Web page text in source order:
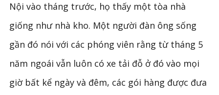
Nội vào tháng trước, họ thấy một tòa nhà
giống như nhà kho. Một người đàn ông sống
gần đó nói với các phóng viên rằng từ tháng 5
năm ngoái vẫn luôn có xe tải đỗ ở đó vào mọi
giờ bất kể ngày và đêm, các gói hàng được đưa